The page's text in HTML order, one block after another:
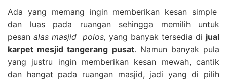
Ada yang memang ingin memberikan kesan simple
dan luas pada ruangan sehingga memilih untuk
pesan alas masjid polos, yang banyak tersedia di jual
karpet mesjid tangerang pusat. Namun banyak pula
yang justru ingin memberikan kesan mewah, cantik
dan hangat pada ruangan masjid, jadi yang di pilih